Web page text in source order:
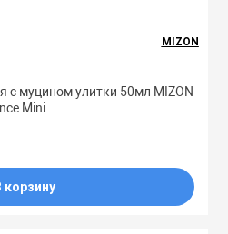
MIZON
с муцином улитки 50мл MIZON
Mini
корзину